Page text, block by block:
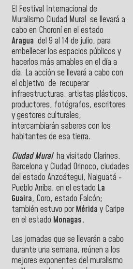
El Festival Internacional de
Muralismo Ciudad Mural se llevará a
cabo en Choroní en el estado
Aragua del 9 al 14 de julio, para
embellecer los espacios públicos y
hacerlos más amables en el día a
día. La acción se llevará a cabo con
el objetivo de recuperar
infraestructuras, artistas plásticos,
productores, fotógrafos, escritores
y gestores culturales,
intercambiarán saberes con los
habitantes de esa tierra.
Ciudad Mural ha visitado Clarines,
Barcelona y Ciudad Orinoco, ciudades
del estado Anzoátegui, Naiguatá -
Pueblo Arriba, en el estado La
Guaira, Coro, estado Falcón;
también estuvo porMérida y Caripe
en el estado Monagas.
Las jornadas que se llevarán a cabo
durante una semana, reúnen a los
mejores exponentes del muralismo